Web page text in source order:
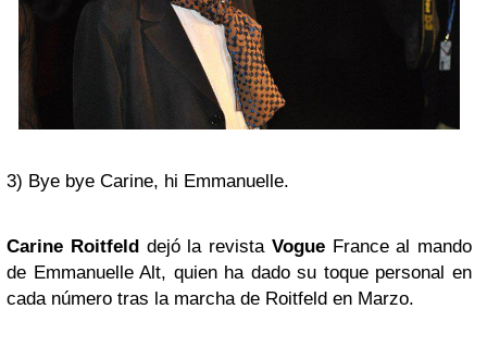
3) Bye bye Carine, hi Emmanuelle.
Carine Roitfeld dejó la revista VogueFrance al mando
de Emmanuelle Alt, quien ha dado su toque personal en
cada número tras la marcha de Roitfeld en Marzo.